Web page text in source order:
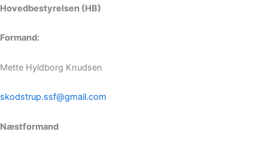
Hovedbestyrelsen (HB)
Formand:
Mette Hyldborg Knudsen
skodstrup.ssf@gmail.com
Næstformand